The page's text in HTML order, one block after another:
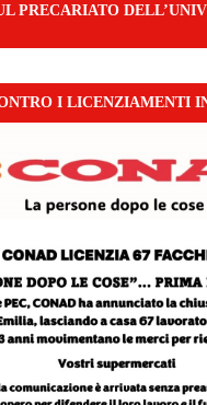
PRECARIATO
I LICENZIAMENTI